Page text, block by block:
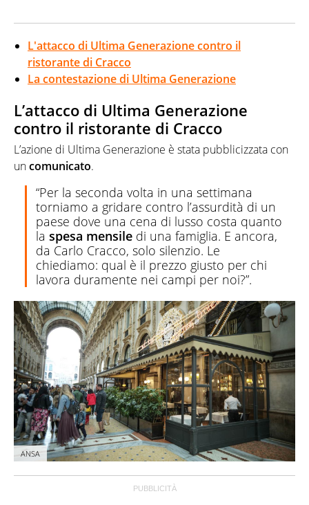
L'attacco di Ultima Generazione contro il
ristorante di Cracco
La contestazione di Ultima Generazione
L’attacco di Ultima Generazione
contro il ristorante di Cracco
L’azione di Ultima Generazione è stata pubblicizzata con
uncomunicato.
“Per la seconda volta in una settimana
torniamo a gridare contro l’assurdità di un
paese dove una cena di lusso costa quanto
la spesa mensile di una famiglia. E ancora,
da Carlo Cracco, solo silenzio. Le
chiediamo: qual è il prezzo giusto per chi
lavora duramente nei campi per noi?”.
ANSA